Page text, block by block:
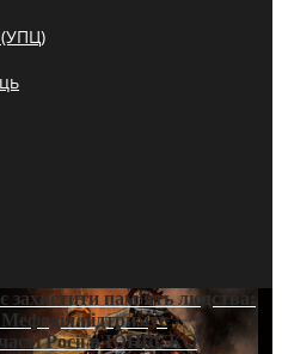
(УПЦ)
захистити пам’ять людства:
підтримує
Росії в ЮНЕСКО